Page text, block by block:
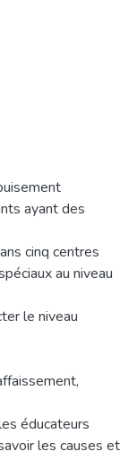
ayant des
cinq centres
au niveau
le niveau
éducateurs
les causes et